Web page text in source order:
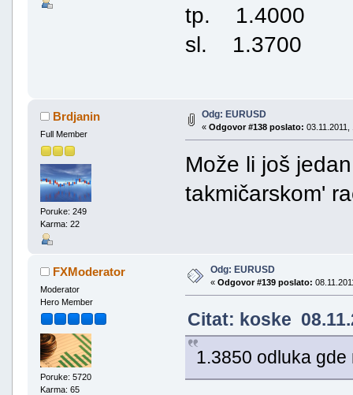
tp. 1.4000
sl. 1.3700
Brdjanin
Full Member
Poruke: 249
Karma: 22
Odg: EURUSD
« Odgovor #138 poslato: 03.11.2011,
Može li još
takmičarskom'
FXModerator
Moderator
Hero Member
Poruke: 5720
Karma: 65
Odg: EURUSD
« Odgovor #139 poslato:
Citat: koske
1.3850 odluka gde